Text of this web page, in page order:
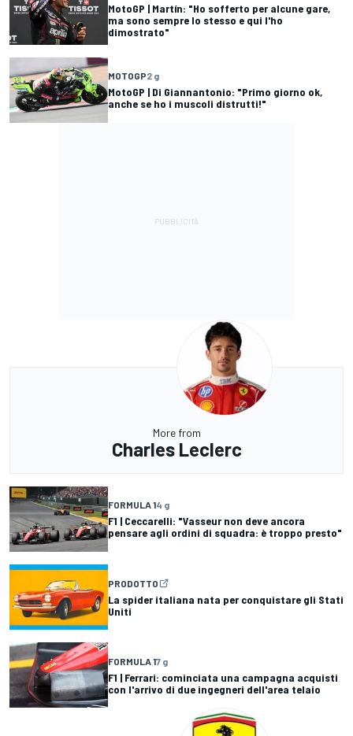
MotoGP | Martín: "Ho sofferto per alcune gare,
ma sono sempre lo stesso e qui l'ho
dimostrato"
MOTOGP2 g
MotoGP | Di Giannantonio: "Primo giorno ok,
anche se ho i muscoli distrutti!"
More from
Charles Leclerc
FORMULA 14 g
F1 | Ceccarelli: "Vasseur non deve ancora
pensare agli ordini di squadra: è troppo presto"
PRODOTTO
La spider italiana nata per conquistare gli Stati
Uniti
FORMULA 17 g
F1 | Ferrari: cominciata una campagna acquisti
con l'arrivo di due ingegneri dell'area telaio